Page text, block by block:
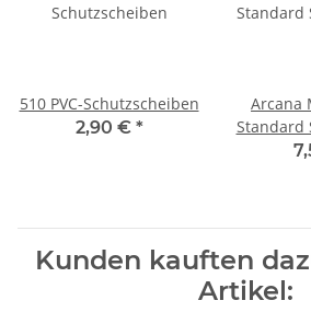
510 PVC-Schutzscheiben
2,90 € *
Arcana
Standard
Kunden kauften
Artikel: